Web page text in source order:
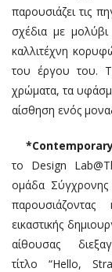
παρουσιάζει τις
σχέδια με
καλλιτέχνη
του έργου του.
χρώματα, τα
αίσθηση ενός
το Design
ομάδα
εικαστικής
αίθουσας
τίτλο “Hello,